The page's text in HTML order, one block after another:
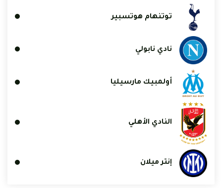
توتنهام هوتسبير
نادي نابولي
أولمبيك مارسيليا
النادي الأهلي
إنتر ميلان